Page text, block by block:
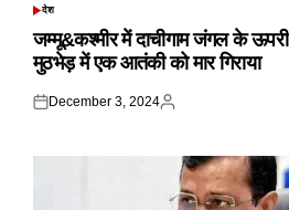
POSTED
देश
जम्मू&कश्मीर में दाचीगाम जंगल के ऊपरी
मुठभेड़ में एक आतंकी को मार गिराया
Posted
December 3, 2024
Posted